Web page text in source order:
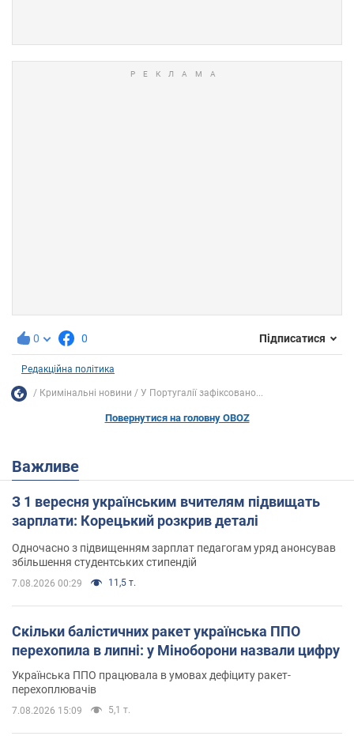
0 0 Підписатися
Редакційна політика
Кримінальні новини У Португалії зафіксовано...
Повернутися на головну OBOZ
Важливе
З 1 вересня українським вчителям підвищать
зарплати: Корецький розкрив деталі
Одночасно з підвищенням зарплат педагогам уряд анонсував
збільшення студентських стипендій
7.08.2026 00:29 11,5 т.
Скільки балістичних ракет українська ППО
перехопила в липні: у Міноборони назвали цифру
Українська ППО працювала в умовах дефіциту ракет-
перехоплювачів
7.08.2026 15:09 5,1 т.